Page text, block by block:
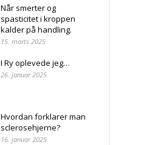
Når smerter og
spasticitet i kroppen
kalder på handling.
15. marts 2025
I Ry oplevede jeg…
26. januar 2025
Hvordan forklarer man
sclerosehjerne?
16. januar 2025